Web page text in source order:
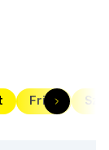
Friss